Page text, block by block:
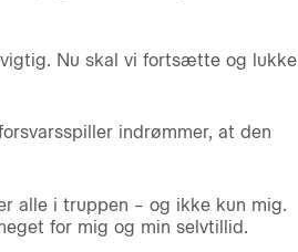
Nu skal vi fortsætte og lukke
indrømmer, at den
alle i truppen – og ikke kun mig.
for mig og min selvtillid.